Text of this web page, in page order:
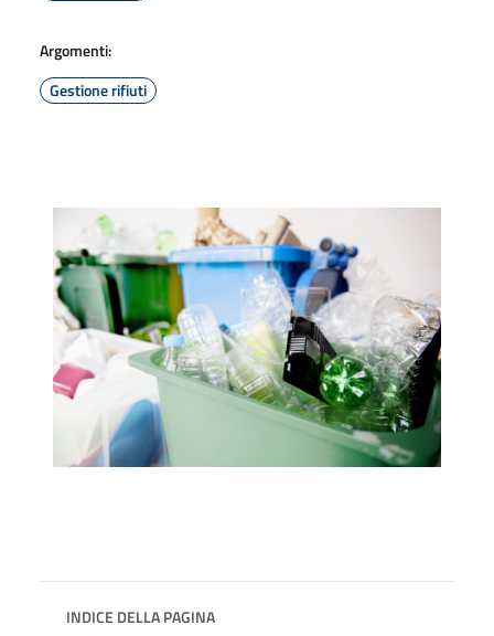
Argomenti:
Gestione rifiuti
INDICE DELLA PAGINA